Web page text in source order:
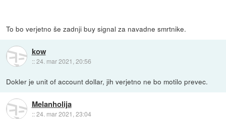
To bo verjetno še zadnji buy signal za navadne smrtnike.
kow
::24. mar 2021, 20:56
Dokler je unit of account dollar, jih verjetno ne bo motilo prevec.
Melanholija
::24. mar 2021, 23:04